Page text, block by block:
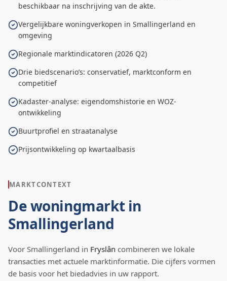
beschikbaar na inschrijving van de akte.
Vergelijkbare woningverkopen in Smallingerland en
omgeving
Regionale marktindicatoren (2026 Q2)
Drie biedscenario’s: conservatief, marktconform en
competitief
Kadaster-analyse: eigendomshistorie en WOZ-
ontwikkeling
Buurtprofiel en straatanalyse
Prijsontwikkeling op kwartaalbasis
MARKTCONTEXT
De woningmarkt in
Smallingerland
Voor Smallingerland in Fryslân combineren we lokale
transacties met actuele marktinformatie. Die cijfers vormen
de basis voor het biedadvies in uw rapport.